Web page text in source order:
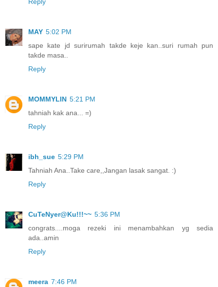
MAY 5:02 PM
sape kate jd surirumah takde keje kan..suri rumah pun
takde masa..
Reply
MOMMYLIN 5:21 PM
tahniah kak ana... =)
Reply
ibh_sue 5:29 PM
Tahniah Ana..Take care,,Jangan lasak sangat. :)
Reply
CuTeNyer@Ku!!!~~ 5:36 PM
congrats....moga rezeki ini menambahkan yg sedia
ada..amin
Reply
meera 7:46 PM